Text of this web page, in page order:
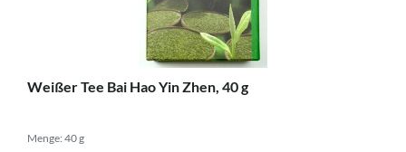
Weißer Tee Bai Hao Yin Zhen, 40 g
Menge: 40 g